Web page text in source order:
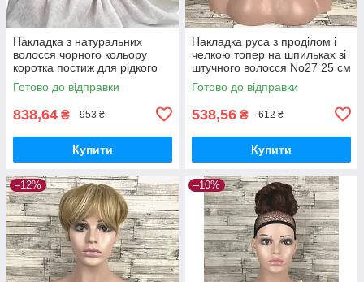
Накладка з натуральних
волосся чорного кольору
коротка постиж для рідкого
волосся
Готово до відправки
838,64 ₴ 953 ₴
Купити
Накладка руса з проділом і
челкою топер на шпильках зі
штучного волосся No27 25 см
Готово до відправки
538,56 ₴ 612 ₴
Купити
–12% –10%